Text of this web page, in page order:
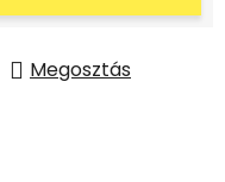
Megosztás